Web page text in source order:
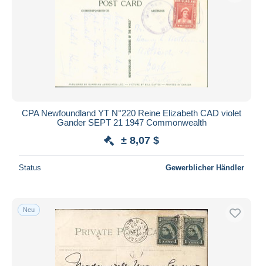
CPA Newfoundland YT N°220 Reine Elizabeth CAD violet
Gander SEPT 21 1947 Commonwealth
± 8,07 $
Status Gewerblicher Händler
Neu